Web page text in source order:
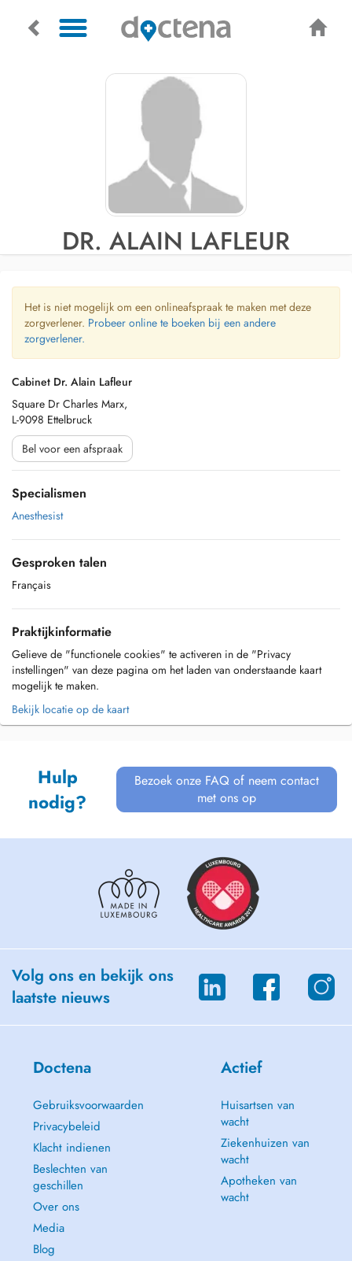
DR. ALAIN LAFLEUR
Het is niet mogelijk om een onlineafspraak te maken met deze
zorgverlener. Probeer online te boeken bij een andere
zorgverlener.
Cabinet Dr. Alain Lafleur
Square Dr Charles Marx,
L-9098 Ettelbruck
Bel voor een afspraak
Specialismen
Anesthesist
Gesproken talen
Français
Praktijkinformatie
Gelieve de "functionele cookies" te activeren in de "Privacy
instellingen" van deze pagina om het laden van onderstaande kaart
mogelijk te maken.
Bekijk locatie op de kaart
Hulp
nodig?
Bezoek onze FAQ of neem contact
met ons op
Volg ons en bekijk ons
laatste nieuws
Doctena
Gebruiksvoorwaarden
Privacybeleid
Klacht indienen
Beslechten van
geschillen
Over ons
Media
Blog
Actief
Huisartsen van
wacht
Ziekenhuizen van
wacht
Apotheken van
wacht